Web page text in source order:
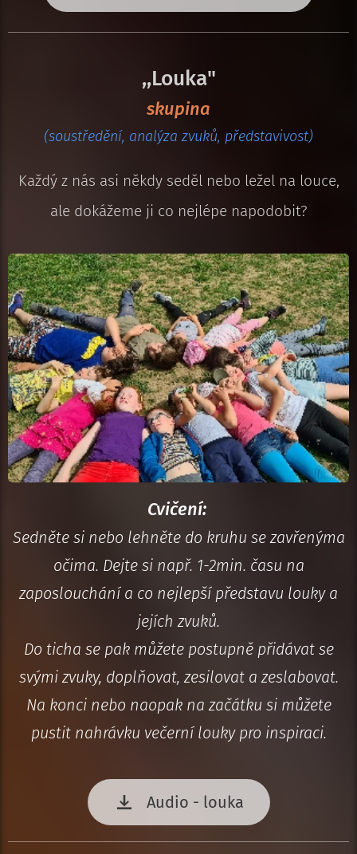
,,Louka"
skupina
(soustředění, analýza zvuků, představivost)
Každý z nás asi někdy seděl nebo ležel na louce,
ale dokážeme ji co nejlépe napodobit?
Cvičení:
Sedněte si nebo lehněte do kruhu se zavřenýma
očima. Dejte si např. 1-2min. času na
zaposlouchání a co nejlepší představu louky a
jejích zvuků.
Do ticha se pak můžete postupně přidávat se
svými zvuky, doplňovat, zesilovat a zeslabovat.
Na konci nebo naopak na začátku si můžete
pustit nahrávku večerní louky pro inspiraci.
Audio - louka